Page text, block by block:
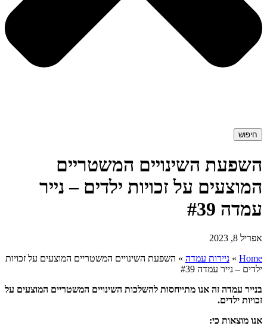
חיפוש
השפעת השינויים המשטריים
המוצעים על זכויות ילדים – נייר
עמדה #39
אפריל 8, 2023
Home
» ניירות עמדה » השפעת השינויים המשטריים המוצעים על זכויות
ילדים – נייר עמדה #39
בנייר עמדה זה אנו מתייחסות להשלכות השינויים המשטריים המוצעים על
זכויות ילדים.
אנו מוצאות כי: